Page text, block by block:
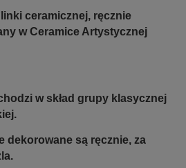
ceramicznej, ręcznie
w Ceramice Artystycznej
w skład grupy klasycznej
dekorowane są ręcznie, za